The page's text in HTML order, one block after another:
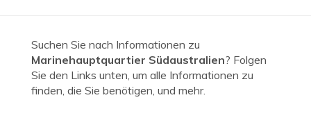
Suchen Sie nach Informationen zu
Marinehauptquartier Südaustralien? Folgen
Sie den Links unten, um alle Informationen zu
finden, die Sie benötigen, und mehr.